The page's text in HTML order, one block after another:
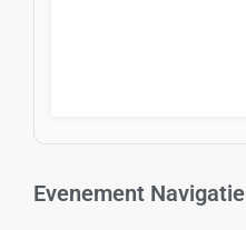
Evenement Navigatie